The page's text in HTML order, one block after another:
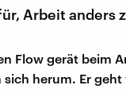
Arbeit anders
Flow gerät beim
herum. Er